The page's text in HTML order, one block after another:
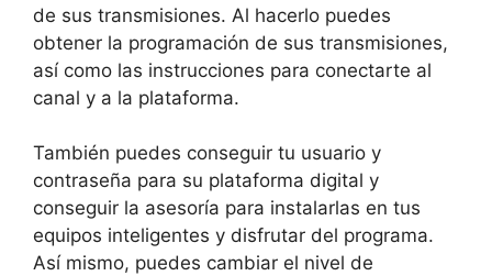
de sus transmisiones. Al hacerlo puedes
obtener la programación de sus transmisiones,
así como las instrucciones para conectarte al
canal y a la plataforma.
También puedes conseguir tu usuario y
contraseña para su plataforma digital y
conseguir la asesoría para instalarlas en tus
equipos inteligentes y disfrutar del programa.
Así mismo, puedes cambiar el nivel de